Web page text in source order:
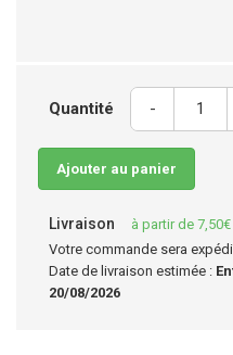
Quantité -
Ajouter au panier
Livraison
à partir de 7,50€
Votre commande sera
Date de livraison estimée :
20/08/2026